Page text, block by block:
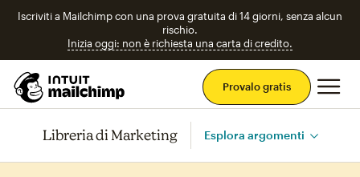
Iscriviti a Mailchimp con una prova gratuita di 14 giorni, senza alcun
rischio.
Inizia oggi: non è richiesta una carta di credito.
Provalo gratis
Libreria di Marketing Esplora argomenti